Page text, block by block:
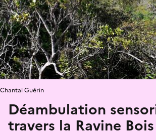
Déambulation
travers la Ravine
Chantal Guérin